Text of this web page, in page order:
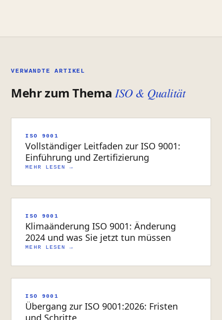
VERWANDTE ARTIKEL
Mehr zum ThemaISO & Qualität
ISO 9001
Vollständiger Leitfaden zur ISO 9001:
Einführung und Zertifizierung
MEHR LESEN →
ISO 9001
Klimaänderung ISO 9001: Änderung
2024 und was Sie jetzt tun müssen
MEHR LESEN →
ISO 9001
Übergang zur ISO 9001:2026: Fristen
und Schritte